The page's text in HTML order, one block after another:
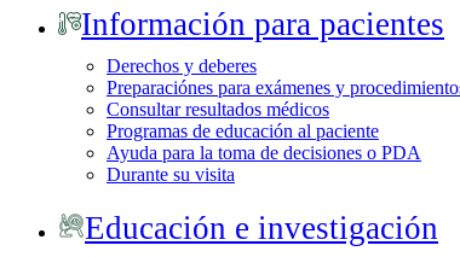
Información para pacientes
Derechos y deberes
Preparaciónes para exámenes y
Consultar resultados médicos
Programas de educación al paciente
Ayuda para la toma de decisiones o PDA
Durante su visita
Educación e investigación